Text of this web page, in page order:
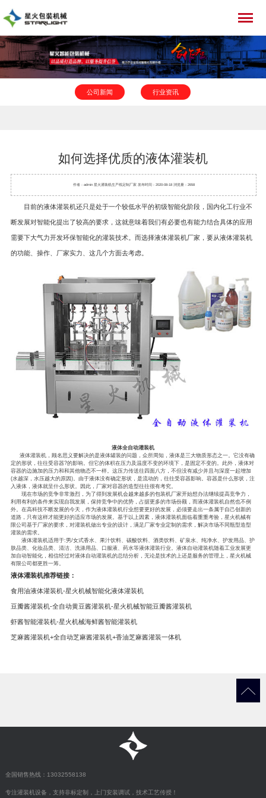
公司新闻 行业资讯
如何选择优质的液体灌装机
作者：admin 星火灌装机生产线定制厂家 发布时间：2020-08-18 浏览量：2658
目前的液体灌装机还只是处于一个较低水平的初级智能化阶段，国内化工行业不
断发展对智能化提出了较高的要求，这就意味着我们有必要也有能力结合具体的应用
需要下大气力开发环保智能化的灌装技术。而选择液体灌装机厂家，要从液体灌装机
的功能、操作、厂家实力、这几个方面去考虑。
液体全自动灌装机
液体灌装机，顾名思义要解决的是液体罐装的问题，众所周知，液体是三大物质形态之一。它没有确
定的形状，往往受容器?的影响。但它的体积在压力及温度不变的环境下，是固定不变的。此外，液体对
容器的边施加的压力和和其他物态不一样。这压力传送往四面八方，不但没有减少并且与深度一起增加
(水越深，水压越大的原因)。由于液体没有确定形状，是流动的，往往受容器影响。容器是什么形状，注
入液体，液体就呈什么形状。因此，厂家对容器的造型往往很有考究。
现在市场的竞争非常激烈，为了得到发展机会越来越多的包装机厂家开始想办法继续提高竞争力，
利用有利的条件来实现自我发展，保持竞争中的优势，占据更多的市场份额，而液体灌装机自然也不例
外。在高科技不断发展的今天，作为液体灌装机行业想要更好的发展，必须要走出一条属于自己创新的
道路，只有这样才能更好的适应市场的发展。基于以上因素，液体灌装机面临着重重考验，星火机械有
限公司基于厂家的要求，对灌装机做出专业的设计，满足厂家专业定制的需求，解决市场不同瓶型造型
灌装的需求。
液体灌装机适用于:男/女式香水、果汁饮料、碳酸饮料、酒类饮料、矿泉水、纯净水、护发用品、护
肤品类、化妆品类、清洁、洗涤用品、口服液、药水等液体灌装行业。液体自动灌装机随着工业发展更
加自动智能化，相信经过对液体自动灌装机的总结分析，无论是技术的上还是服务的管理上，星火机械
有限公司都更胜一筹。
液体灌装机推荐链接：
食用油液体灌装机-星火机械智能化液体灌装机
豆瓣酱灌装机-全自动黄豆酱灌装机-星火机械智能豆瓣酱灌装机
虾酱智能灌装机-星火机械海鲜酱智能灌装机
芝麻酱灌装机+全自动芝麻酱灌装机+香油芝麻酱灌装一体机
全国销售热线：13032558138
专注灌装机设备，支持非标定制，上门安装调试，技术工艺传授！